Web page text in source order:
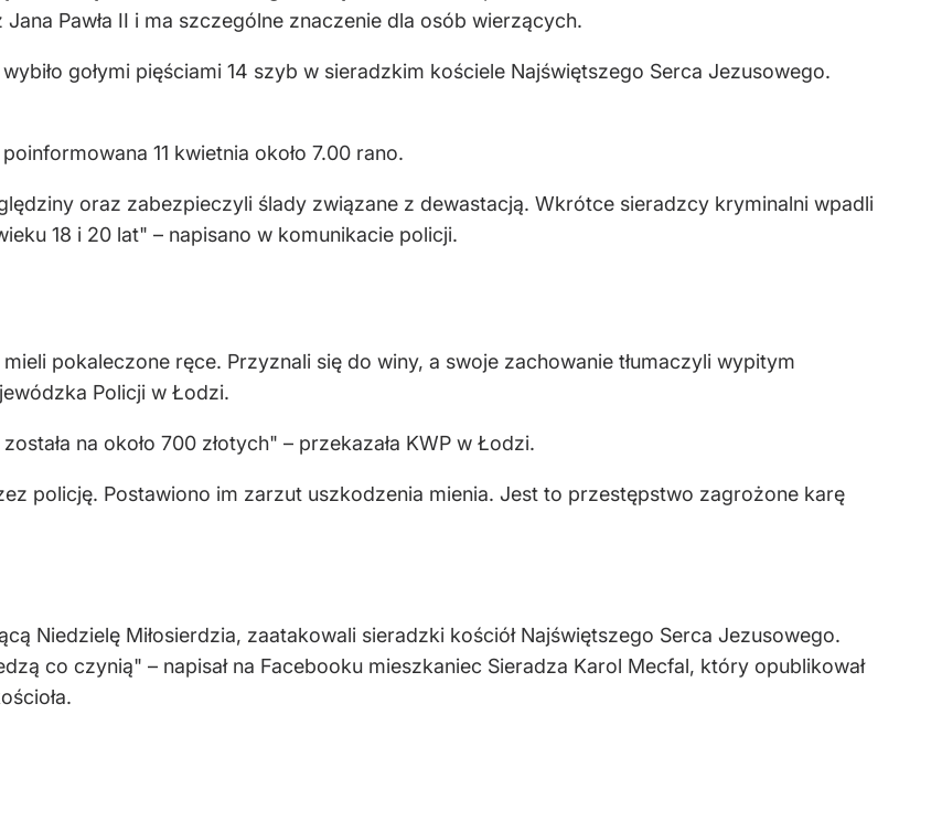
Pawła II i ma szczególne znaczenie dla osób wierzących.
gołymi pięściami 14 szyb w sieradzkim kościele Najświętszego Serca Jezusowego.
11 kwietnia około 7.00 rano.
oraz zabezpieczyli ślady związane z dewastacją. Wkrótce sieradzcy kryminalni wpadli
18 i 20 lat" – napisano w komunikacie policji.
pokaleczone ręce. Przyznali się do winy, a swoje zachowanie tłumaczyli wypitym
Policji w Łodzi.
na około 700 złotych" – przekazała KWP w Łodzi.
policję. Postawiono im zarzut uszkodzenia mienia. Jest to przestępstwo zagrożone karę
Niedzielę Miłosierdzia, zaatakowali sieradzki kościół Najświętszego Serca Jezusowego.
co czynią" – napisał na Facebooku mieszkaniec Sieradza Karol Mecfal, który opublikował